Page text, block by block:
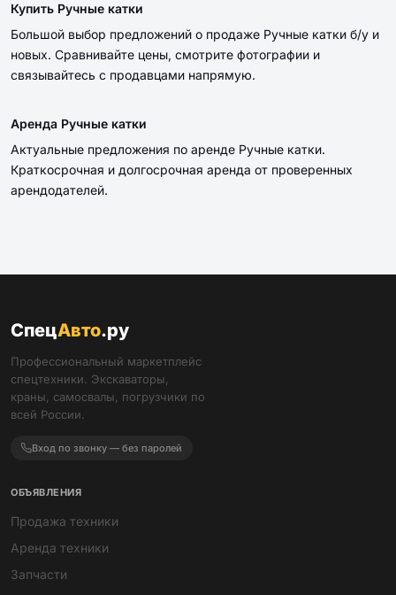
Купить Ручные катки
Большой выбор предложений о продаже Ручные катки б/у и
новых. Сравнивайте цены, смотрите фотографии и
связывайтесь с продавцами напрямую.
Аренда Ручные катки
Актуальные предложения по аренде Ручные катки.
Краткосрочная и долгосрочная аренда от проверенных
арендодателей.
СпецАвто.ру
Профессиональный маркетплейс
спецтехники. Экскаваторы,
краны, самосвалы, погрузчики по
всей России.
Вход по звонку — без паролей
ОБЪЯВЛЕНИЯ
Продажа техники
Аренда техники
Запчасти